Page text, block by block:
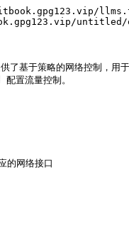
untitled/
络控制，用于隔离应
置流量控制。
网络接口